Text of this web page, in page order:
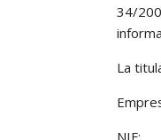
34/
La